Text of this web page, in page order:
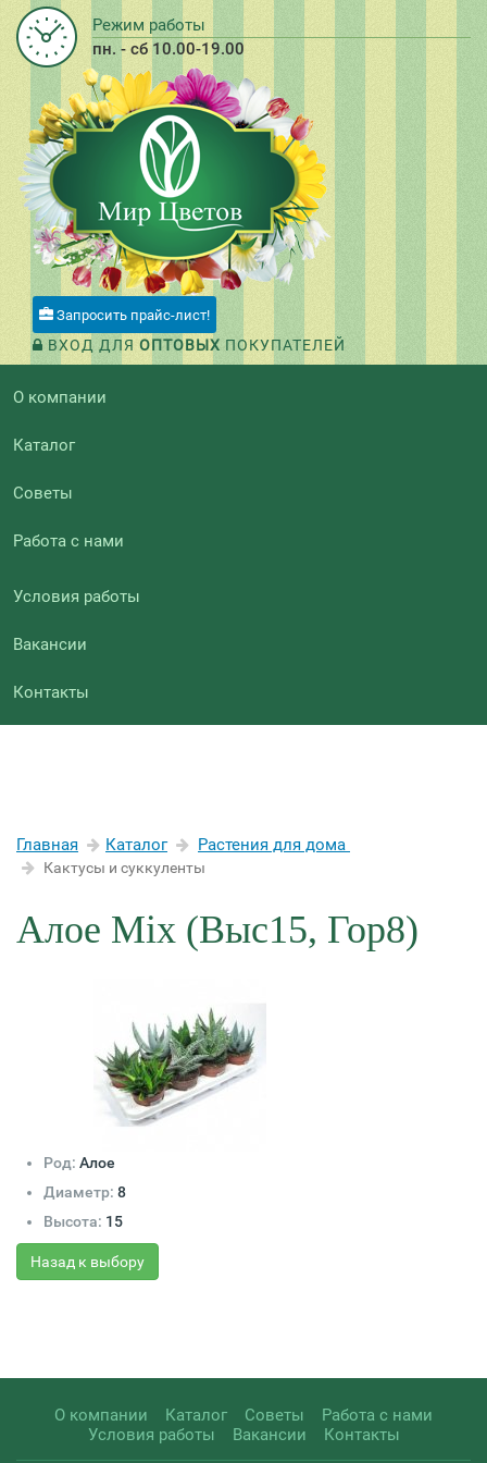
Режим работы
пн. - сб 10.00-19.00
Запросить прайс-лист!
ВХОД ДЛЯ ОПТОВЫХ ПОКУПАТЕЛЕЙ
О компании
Каталог
Советы
Работа с нами
Условия работы
Вакансии
Контакты
Главная Каталог Растения для дома
Кактусы и суккуленты
Алое Mix (Выс15, Гор8)
Род: Алое
Диаметр: 8
Высота: 15
Назад к выбору
О компании Каталог Советы
Работа с нами
Условия работы
Вакансии Контакты